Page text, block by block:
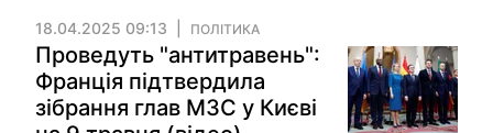
18.04.2025 09:13 ПОЛІТИКА
Проведуть "антитравень":
Франція підтвердила
зібрання глав МЗС у Києві